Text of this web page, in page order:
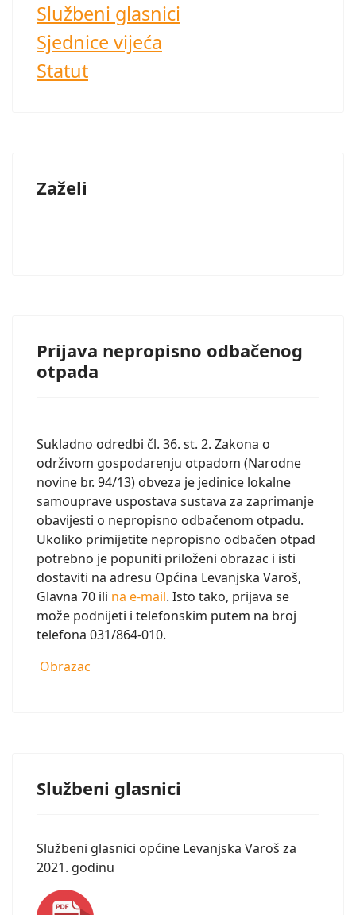
Službeni glasnici
Sjednice vijeća
Statut
Zaželi
Prijava nepropisno odbačenog
otpada
Sukladno odredbi čl. 36. st. 2. Zakona o
održivom gospodarenju otpadom (Narodne
novine br. 94/13) obveza je jedinice lokalne
samouprave uspostava sustava za zaprimanje
obavijesti o nepropisno odbačenom otpadu.
Ukoliko primijetite nepropisno odbačen otpad
potrebno je popuniti priloženi obrazac i isti
dostaviti na adresu Općina Levanjska Varoš,
Glavna 70 ili na e-mail. Isto tako, prijava se
može podnijeti i telefonskim putem na broj
telefona 031/864-010.
Obrazac
Službeni glasnici
Službeni glasnici općine Levanjska Varoš za
2021. godinu